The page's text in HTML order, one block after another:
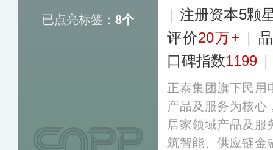
已点亮标签： 8个
| 注册资本5颗
评价20万+ |
口碑指数1199 |
正泰集团旗下民用
产品及服务为核心
居家领域产品及服
筑智能、供应链金